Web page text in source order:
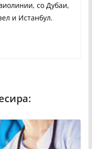
со Дубаи,
и Истанбул.